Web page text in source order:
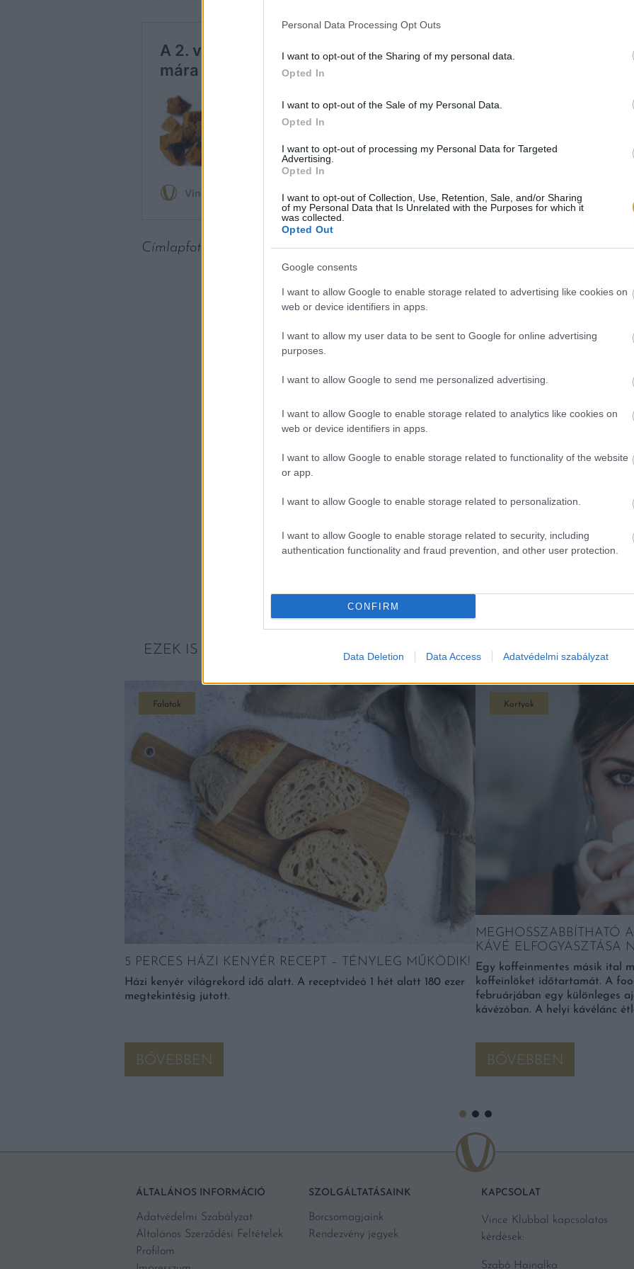
Personal Data Processing Opt Outs
I want to opt-out of the Sharing of my personal data.
Opted In
I want to opt-out of the Sale of my Personal Data.
Opted In
I want to opt-out of processing my Personal Data for Targeted
Advertising.
Opted In
I want to opt-out of Collection, Use, Retention, Sale, and/or Sharing
of my Personal Data that Is Unrelated with the Purposes for which it
was collected.
Opted Out
Google consents
I want to allow Google to enable storage related to advertising like cookies on
web or device identifiers in apps.
I want to allow my user data to be sent to Google for online advertising
purposes.
I want to allow Google to send me personalized advertising.
I want to allow Google to enable storage related to analytics like cookies on
web or device identifiers in apps.
I want to allow Google to enable storage related to functionality of the website
or app.
I want to allow Google to enable storage related to personalization.
I want to allow Google to enable storage related to security, including
authentication functionality and fraud prevention, and other user protection.
CONFIRM
Data Deletion Data Access Adatvédelmi szabályzat
Címlapfotó: Jason Briscoe / Unsplash
EZEK IS ÉRDEKELHETNEK
Falatok
5 PERCES HÁZI KENYÉR RECEPT – TÉNYLEG MŰKÖDIK!
Házi kenyér világrekord idő alatt. A receptvideó 1 hét alatt 180 ezer
megtekintésig jutott.
BŐVEBBEN
Kortyok
MEGHOSSZABBÍTHATÓ
KÁVÉ ELFOGYASZTÁSA
Egy koffeinmentes másik ital
koffeinlöket időtartamát. A
februárjában egy különleges
kávézóban. A helyi kávélánc
BŐVEBBEN
ÁLTALÁNOS INFORMÁCIÓ
Adatvédelmi Szabályzat
Általános Szerződési Feltételek
Profilom
SZOLGÁLTATÁSAINK
Borcsomagjaink
Rendezvény jegyek
KAPCSOLAT
Vince Klubbal kapcsolatos
kérdések:
Szabó Hajnalka